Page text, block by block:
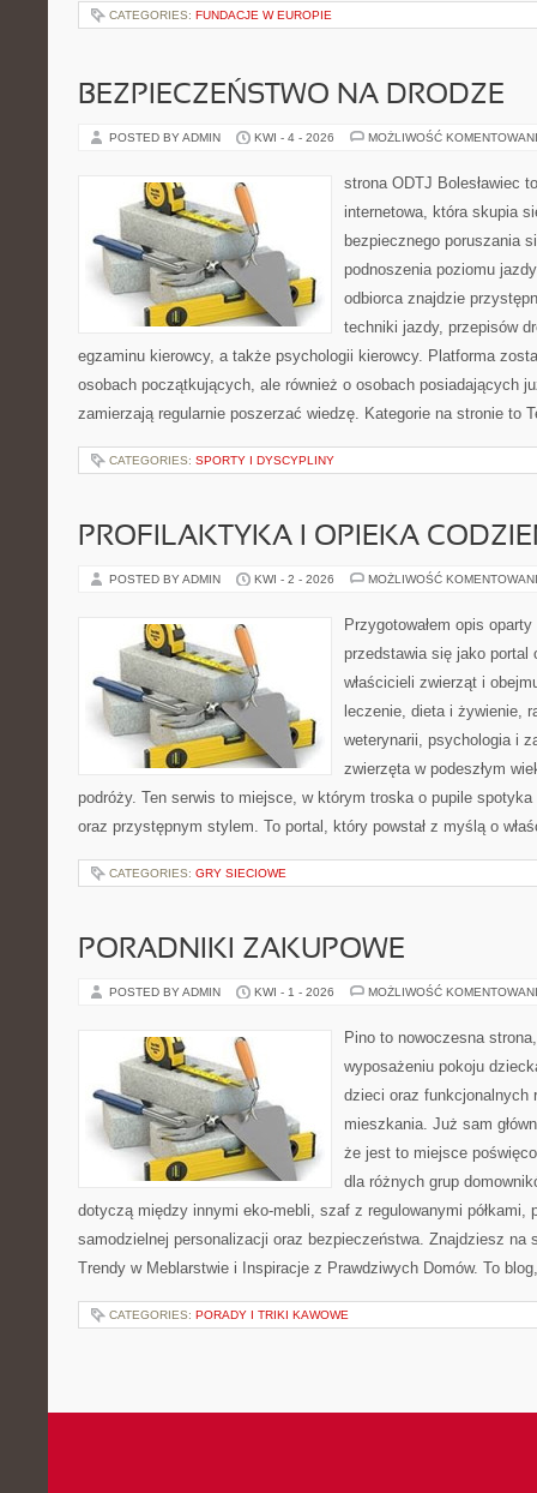
CATEGORIES: FUNDACJE W EUROPIE
BEZPIECZEŃSTWO NA DRODZE
POSTED BY ADMIN KWI - 4 - 2026 MOŻLIWOŚĆ
strona ODTJ Bolesławiec
internetowa, która skupia
bezpiecznego poruszania
podnoszenia poziomu
odbiorca znajdzie
techniki jazdy, przepisów
egzaminu kierowcy, a także psychologii kierowcy. Platforma
osobach początkujących, ale również o osobach posiadających
zamierzają regularnie poszerzać wiedzę. Kategorie na stronie to
CATEGORIES: SPORTY I DYSCYPLINY
PROFILAKTYKA I OPIEKA
POSTED BY ADMIN KWI - 2 - 2026 MOŻLIWOŚĆ
Przygotowałem opis
przedstawia się jako portal
właścicieli zwierząt i
leczenie, dieta i żywienie,
weterynarii, psychologia i
zwierzęta w podeszłym
podróży. Ten serwis to miejsce, w którym troska o pupile
oraz przystępnym stylem. To portal, który powstał z myślą o
CATEGORIES: GRY SIECIOWE
PORADNIKI ZAKUPOWE
POSTED BY ADMIN KWI - 1 - 2026 MOŻLIWOŚĆ
Pino to nowoczesna
wyposażeniu pokoju
dzieci oraz funkcjonalnych
mieszkania. Już sam
że jest to miejsce
dla różnych grup
dotyczą między innymi eko-mebli, szaf z regulowanymi półkami,
samodzielnej personalizacji oraz bezpieczeństwa. Znajdziesz na
Trendy w Meblarstwie i Inspiracje z Prawdziwych Domów. To
CATEGORIES: PORADY I TRIKI KAWOWE